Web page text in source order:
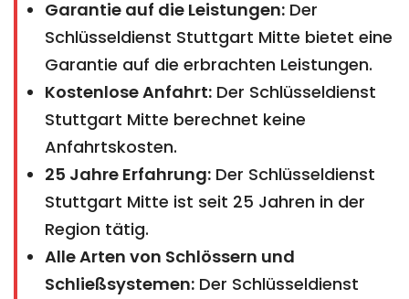
Garantie auf die Leistungen: Der
Schlüsseldienst Stuttgart Mitte bietet eine
Garantie auf die erbrachten Leistungen.
Kostenlose Anfahrt: Der Schlüsseldienst
Stuttgart Mitte berechnet keine
Anfahrtskosten.
25 Jahre Erfahrung: Der Schlüsseldienst
Stuttgart Mitte ist seit 25 Jahren in der
Region tätig.
Alle Arten von Schlössern und
Schließsystemen: Der Schlüsseldienst